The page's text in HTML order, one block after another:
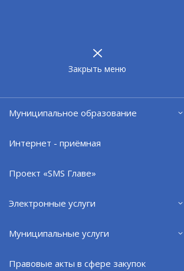
Закрыть меню
Муниципальное образование
Интернет - приёмная
Проект «SMS Главе»
Электронные услуги
Муниципальные услуги
Правовые акты в сфере закупок
15.05.24
20 мая